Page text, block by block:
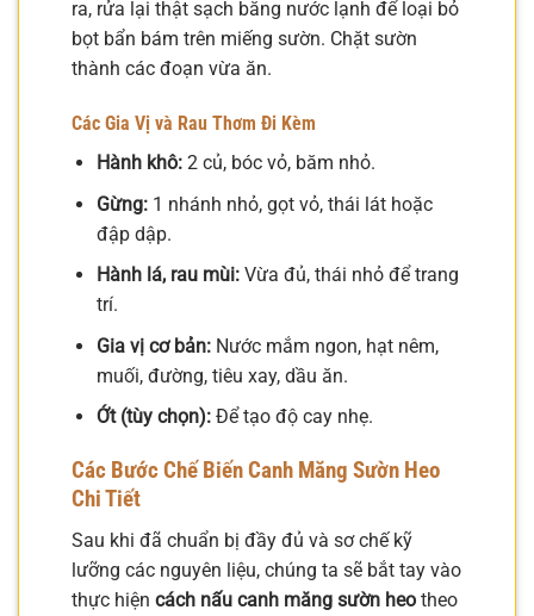
ra, rửa lại thật sạch bằng nước lạnh để loại bỏ
bọt bẩn bám trên miếng sườn. Chặt sườn
thành các đoạn vừa ăn.
Các Gia Vị và Rau Thơm Đi Kèm
Hành khô:2 củ, bóc vỏ, băm nhỏ.
Gừng:1 nhánh nhỏ, gọt vỏ, thái lát hoặc
đập dập.
Hành lá, rau mùi:Vừa đủ, thái nhỏ để trang
trí.
Gia vị cơ bản:Nước mắm ngon, hạt nêm,
muối, đường, tiêu xay, dầu ăn.
Ớt (tùy chọn):Để tạo độ cay nhẹ.
Các Bước Chế Biến Canh Măng Sườn Heo
Chi Tiết
Sau khi đã chuẩn bị đầy đủ và sơ chế kỹ
lưỡng các nguyên liệu, chúng ta sẽ bắt tay vào
thực hiện cách nấu canh măng sườn heo theo